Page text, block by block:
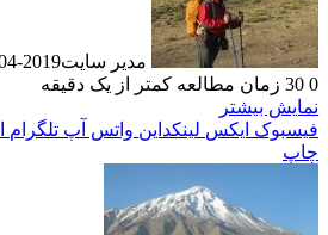
مدیر سایت2019-04-18
0
زمان مطالعه کمتر از یک دقیقه
نمایش بیشتر
فیسبوک ایکس لینکداین واتس آپ تلگرام
چاپ